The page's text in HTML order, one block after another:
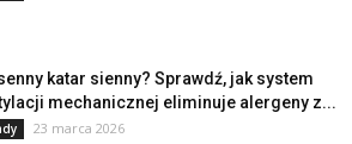
katar sienny? Sprawdź, jak system
mechanicznej eliminuje alergeny z...
23 marca 2026